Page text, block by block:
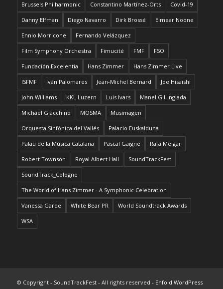
Brussels Philharmonic Constantino Martínez-Orts Covid-19
Danny Elfman Diego Navarro Dirk Brossé Eimear Noone
Ennio Morricone Fernando Velázquez
Film Symphony Orchestra Fimucité FMF FSO
Fundación Excelentia Hans Zimmer Hans Zimmer Live
ISFMF Iván Palomares Jean-Michel Bernard Joe Hisaishi
John Williams KKL Luzern Luis Ivars Manel Gil-Inglada
Michael Giacchino MOSMA Musimagen
Orquesta Sinfónica del Vallés Palacio Euskalduna
Palau de la Música Catalana Pascal Gaigne Rafa Melgar
Robert Townson Royal Albert Hall SoundTrackFest
SoundTrack_Cologne
The World of Hans Zimmer - A Symphonic Celebration
Vanessa Garde White Bear PR World Soundtrack Awards
WSA
© Copyright - SoundTrackFest - All rights reserved - Enfold WordPress